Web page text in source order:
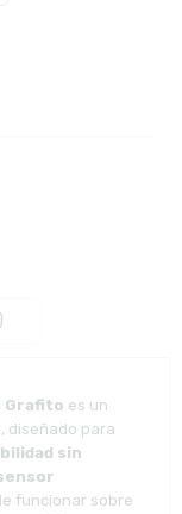
Grafito es un
diseñado para
sin
funcionar sobre